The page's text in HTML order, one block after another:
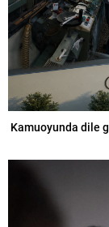
Kamuoyunda dile